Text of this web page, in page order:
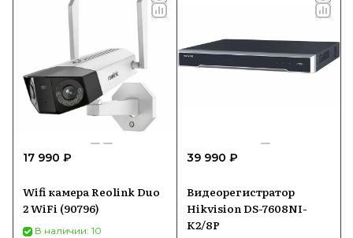
17 990 ₽
Wifi камера Reolink Duo
2 WiFi (90796)
В наличии: 10
39 990 ₽
Видеорегистратор
Hikvision DS-7608NI-
K2/8P